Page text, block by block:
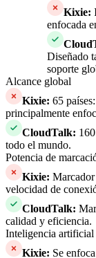
Kixie:
enfocada
Diseñado
soporte
Alcance global
Kixie: 65
principalmente
CloudTalk:
todo el mundo.
Potencia de
Kixie:
velocidad de
CloudTalk:
calidad y eficiencia.
Inteligencia artificial
Kixie: Se